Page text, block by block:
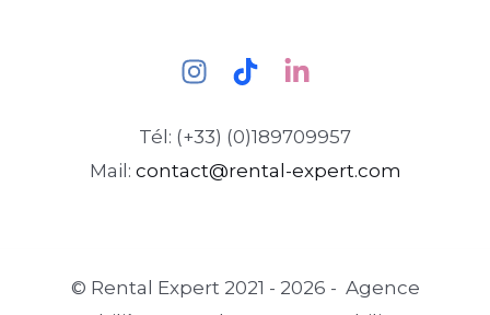
Tél: (+33) (0)189709957
Mail: contact@rental-expert.com
© Rental Expert 2021 - 2026 - Agence